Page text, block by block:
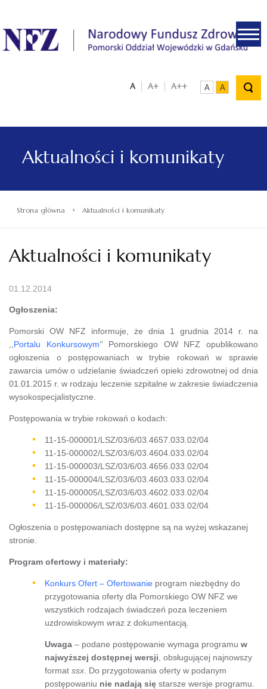
.
A A+ A++ A A
Aktualności i komunikaty
Strona główna › Aktualności i komunikaty
Aktualności i komunikaty
01.12.2014
Ogłoszenia:
Pomorski OW NFZ informuje, że dnia 1 grudnia 2014 r. na
Portalu Konkursowym'' Pomorskiego OW NFZ opublikowano
ogłoszenia o postępowaniach w trybie rokowań w sprawie
zawarcia umów o udzielanie świadczeń opieki zdrowotnej od dnia
01.01.2015 r. w rodzaju leczenie szpitalne w zakresie świadczenia
wysokospecjalistyczne.
Postępowania w trybie rokowań o kodach:
11-15-000001/LSZ/03/6/03.4657.033.02/04
11-15-000002/LSZ/03/6/03.4604.033.02/04
11-15-000003/LSZ/03/6/03.4656.033.02/04
11-15-000004/LSZ/03/6/03.4603.033.02/04
11-15-000005/LSZ/03/6/03.4602.033.02/04
11-15-000006/LSZ/03/6/03.4601.033.02/04
Ogłoszenia o postępowaniach dostępne są na wyżej wskazanej
stronie.
Program ofertowy i materiały:
Konkurs Ofert – Ofertowanie program niezbędny do
przygotowania oferty dla Pomorskiego OW NFZ we
wszystkich rodzajach świadczeń poza leczeniem
uzdrowiskowym wraz z dokumentacją.
Uwaga – podane postępowanie wymaga programu w
najwyższej dostępnej wersji , obsługującej najnowszy
format ssx . Do przygotowania oferty w podanym
postępowaniu nie nadają się starsze wersje programu.